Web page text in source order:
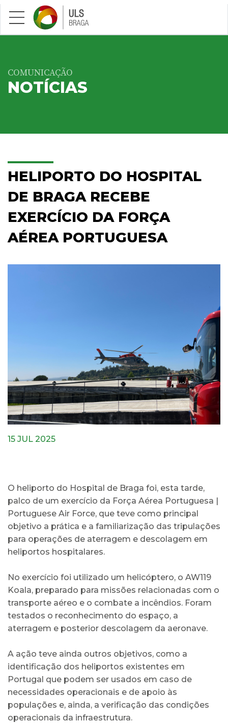
Saltar para conteúdo principal
COMUNICAÇÃO
NOTÍCIAS
HELIPORTO DO HOSPITAL
DE BRAGA RECEBE
EXERCÍCIO DA FORÇA
AÉREA PORTUGUESA
15 JUL 2025
O heliporto do Hospital de Braga foi, esta tarde,
palco de um exercício da Força Aérea Portuguesa |
Portuguese Air Force, que teve como principal
objetivo a prática e a familiarização das tripulações
para operações de aterragem e descolagem em
heliportos hospitalares.
No exercício foi utilizado um helicóptero, o AW119
Koala, preparado para missões relacionadas com o
transporte aéreo e o combate a incêndios. Foram
testados o reconhecimento do espaço, a
aterragem e posterior descolagem da aeronave.
A ação teve ainda outros objetivos, como a
identificação dos heliportos existentes em
Portugal que podem ser usados em caso de
necessidades operacionais e de apoio às
populações e, ainda, a verificação das condições
operacionais da infraestrutura.